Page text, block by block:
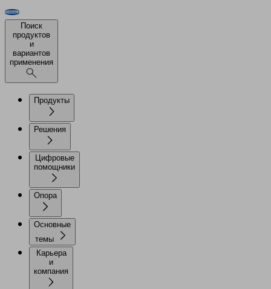
Поиск
продуктов
и
вариантов
применения
Продукты
Решения
Цифровые
помощники
Опора
Основные
темы
Карьера
и
компания